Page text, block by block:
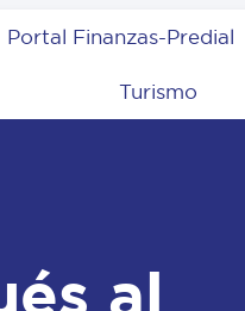
Portal Finanzas-Predial
Turismo
al